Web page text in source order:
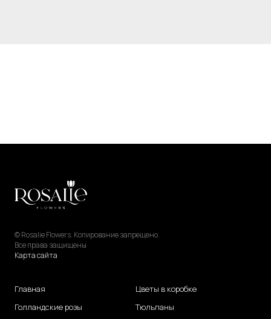
© Rosalie Flowers. Копирование запрещено.
Все права защищены
Карта сайта
Главная
Голландские розы
Цветы в коробке
Тюльпаны